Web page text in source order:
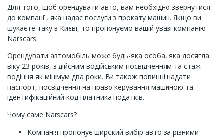
Для того, щоб орендувати авто, вам необхідно звернутися
до компанії, яка надає послуги з прокату машин. Якщо ви
шукаєте таку в Києві, то пропонуємо вашій увазі компанію
Narscars.
Орендувати автомобіль може будь-яка особа, яка досягла
віку 23 років, з дійсним водійським посвідченням та стаж
водіння як мінімум два роки. Ви також повинні надати
паспорт, посвідчення на право керування машиною та
ідентифікаційний код платника податків.
Чому саме Narscars?
Компанія пропонує широкий вибір авто за різними